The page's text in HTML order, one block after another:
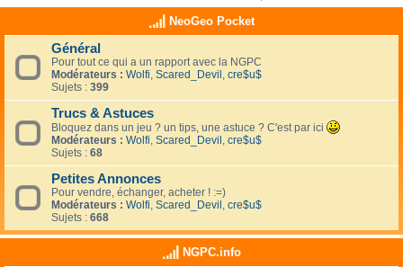
h
NeoGeo Pocket
Général
Pour tout ce qui a un rapport avec la NGPC
Modérateurs : Wolfi, Scared_Devil , cre$u$
Sujets : 399
Trucs & Astuces
Bloquez dans un jeu ? un tips, une astuce ? C'est par ici
Modérateurs : Wolfi, Scared_Devil , cre$u$
Sujets : 68
Petites Annonces
Pour vendre, échanger, acheter ! :=)
Modérateurs : Wolfi, Scared_Devil , cre$u$
Sujets : 668
NGPC.info